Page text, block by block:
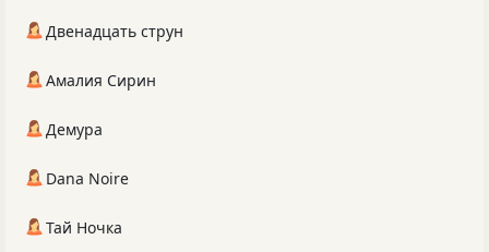
Двенадцать струн
Амалия Сирин
Демура
Dana Noire
Тай Ночка